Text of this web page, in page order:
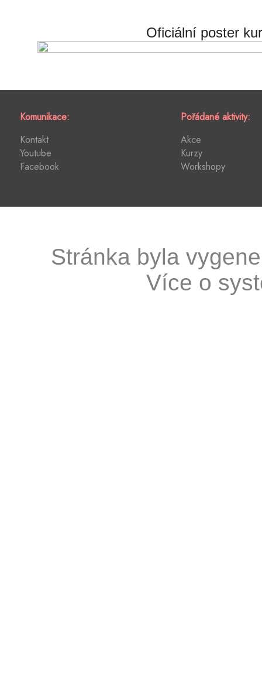
Oficiální poster
Komunikace:
Kontakt
Youtube
Facebook
Pořádané aktivity:
Akce
Kurzy
Workshopy
Stránka byla
Více o